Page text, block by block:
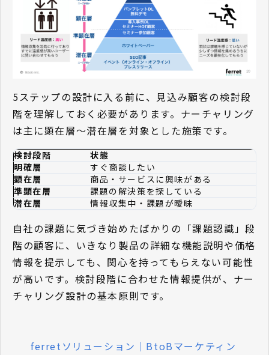
5ステップの設計に入る前に、見込み顧客の検討段
階を理解しておく必要があります。ナーチャリング
は主に顕在層〜潜在層を対象とした施策です。
検討段階
状態
明確層
すぐ商談したい
顕在層
商品・サービスに興味がある
準顕在層
課題の解決策を探している
潜在層
情報収集中・課題が曖昧
自社の課題に気づき始めたばかりの「課題認識」段
階の顧客に、いきなり製品の詳細な機能説明や価格
情報を提示しても、関心を持ってもらえない可能性
が高いです。検討段階に合わせた情報提供が、ナー
チャリング設計の基本原則です。
ferretソリューション｜BtoBマーケティン